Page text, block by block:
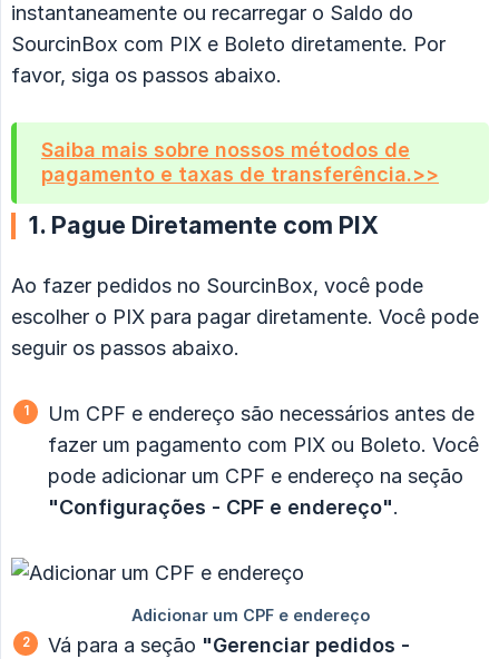
instantaneamente ou recarregar o Saldo do
SourcinBox com PIX e Boleto diretamente. Por
favor, siga os passos abaixo.
Saiba mais sobre nossos métodos de
pagamento e taxas de transferência.>>
1. Pague Diretamente com PIX
Ao fazer pedidos no SourcinBox, você pode
escolher o PIX para pagar diretamente. Você pode
seguir os passos abaixo.
Um CPF e endereço são necessários antes de
fazer um pagamento com PIX ou Boleto. Você
pode adicionar um CPF e endereço na seção
"Configurações - CPF e endereço".
Vá para a seção "Gerenciar pedidos -